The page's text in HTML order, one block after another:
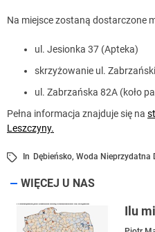
Na miejsce zostaną dostarczone
ul. Jesionka 37 (Apteka)
skrzyżowanie ul.
ul. Zabrzańska 82A (koło
Pełna informacja znajduje się na
Leszczyny.
In Dębieńsko, Woda Nieprzydatna
WIĘCEJ U NAS
Ilu